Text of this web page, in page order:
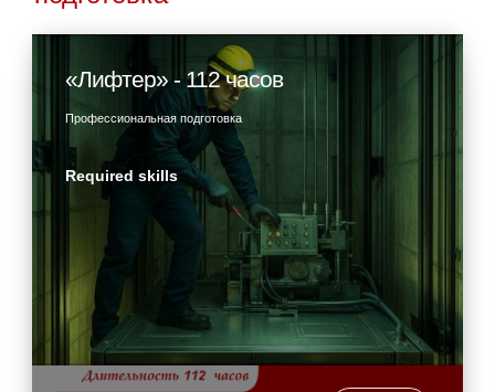
«Лифтер» - 112 часов
Профессиональная подготовка
Required skills